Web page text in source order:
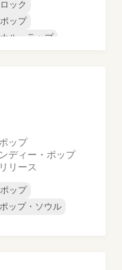
ック
ップ
ル・ラップ
ップ
ディー・ポップ
リース
ップ
ポップ・ソウル